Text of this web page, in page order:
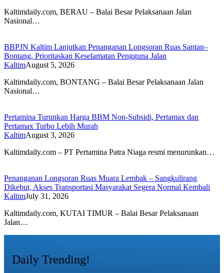
Kaltimdaily.com, BERAU – Balai Besar Pelaksanaan Jalan
Nasional…
BBPJN Kaltim Lanjutkan Penanganan Longsoran Ruas Santan–
Bontang, Prioritaskan Keselamatan Pengguna Jalan
KaltimAugust 5, 2026
Kaltimdaily.com, BONTANG – Balai Besar Pelaksanaan Jalan
Nasional…
Pertamina Turunkan Harga BBM Non-Subsidi, Pertamax dan
Pertamax Turbo Lebih Murah
KaltimAugust 3, 2026
Kaltimdaily.com – PT Pertamina Patra Niaga resmi menurunkan…
Penanganan Longsoran Ruas Muara Lembak – Sangkulirang
Dikebut, Akses Transportasi Masyarakat Segera Normal Kembali
KaltimJuly 31, 2026
Kaltimdaily.com, KUTAI TIMUR – Balai Besar Pelaksanaan
Jalan…
Daily Trending!